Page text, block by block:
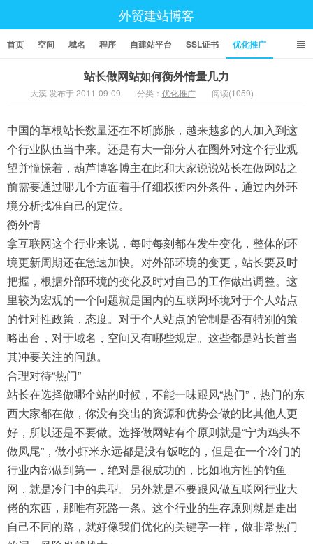
外贸建站博客
首页 空间 域名 程序 自建站平台 SSL证书 优化推广
站长做网站如何衡外情量几力
大漠 发布于 2011-09-09 分类： 优化推广 阅读(1059)
中国的草根站长数量还在不断膨胀，越来越多的人加入到这
个行业队伍当中来。还是有大一部分人在圈外对这个行业观
望并憧憬着，葫芦博客博主在此和大家说说站长在做网站之
前需要通过哪几个方面着手仔细权衡内外条件，通过内外环
境分析找准自己的定位。
衡外情
拿互联网这个行业来说，每时每刻都在发生变化，整体的环
境更新周期还在急速加快。对外部环境的变更，站长要及时
把握，根据外部环境的变化及时对自己的工作做出调整。这
里较为宏观的一个问题就是国内的互联网环境对于个人站点
的针对性政策，态度。对于个人站点的管制是否有特别的策
略出台，对于域名，空间又有哪些规定。这些都是站长首当
其冲要关注的问题。
合理对待“热门”
站长在选择做哪个站的时候，不能一味跟风“热门”，热门的东
西大家都在做，你没有突出的资源和优势会做的比其他人更
好，所以还是不要做。选择做网站有个原则就是“宁为鸡头不
做凤尾”，做小虾米永远都是没有饭吃的，但是在一个冷门的
行业内部做到第一，绝对是很成功的，比如地方性的钓鱼
网，就是冷门中的典型。另外就是不要跟风做互联网行业大
佬的东西，那唯有死路一条。这个行业的生存原则就是走出
自己不同的路，就好像我们优化的关键字一样，做非常热门